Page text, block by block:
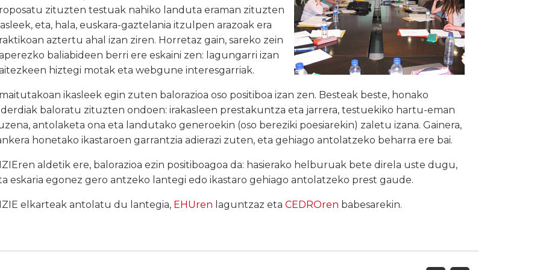
zituzten testuak nahiko landuta eraman zituzten
eta, hala, euskara-gaztelania itzulpen arazoak era
aztertu ahal izan ziren. Horretaz gain, sareko zein
baliabideen berri ere eskaini zen: lagungarri izan
hiztegi motak eta webgune interesgarriak.
ikasleek egin zuten balorazioa oso positiboa izan zen. Besteak beste, honako
baloratu zituzten ondoen: irakasleen prestakuntza eta jarrera, testuekiko hartu-eman
antolaketa ona eta landutako generoekin (oso bereziki poesiarekin) zaletu izana. Gainera,
honetako ikastaroen garrantzia adierazi zuten, eta gehiago antolatzeko beharra ere bai.
aldetik ere, balorazioa ezin positiboagoa da: hasierako helburuak bete direla uste dugu,
eskaria egonez gero antzeko lantegi edo ikastaro gehiago antolatzeko prest gaude.
elkarteak antolatu du lantegia, EHUren laguntzaz eta CEDROren babesarekin.